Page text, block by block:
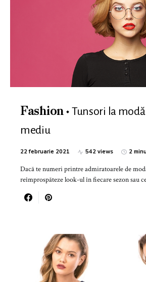
Fashion
Tunsori la
mediu
22 februarie 2021 542 views 2
Dacă te numeri printre admiratoarele de
reîmprospăteze look-ul în fiecare sezon sau